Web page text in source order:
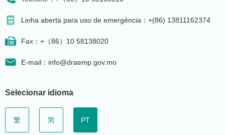
Linha aberta para uso de emergência：+(86) 13811162374
Fax：+（86）10 58138020
E-mail：info@draemp.gov.mo
Selecionar idioma
繁 简 PT